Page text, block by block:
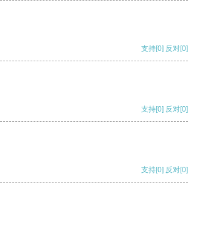
支持[0] 反对[0]
支持[0] 反对[0]
支持[0] 反对[0]